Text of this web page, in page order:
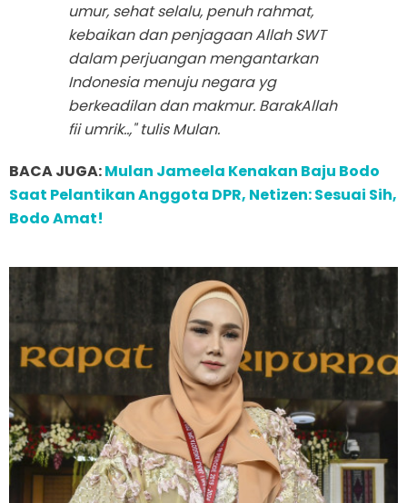
umur, sehat selalu, penuh rahmat,
kebaikan dan penjagaan Allah SWT
dalam perjuangan mengantarkan
Indonesia menuju negara yg
berkeadilan dan makmur. BarakAllah
fii umrik..," tulis Mulan.
BACA JUGA:Mulan Jameela Kenakan Baju Bodo
Saat Pelantikan Anggota DPR, Netizen: Sesuai Sih,
Bodo Amat!